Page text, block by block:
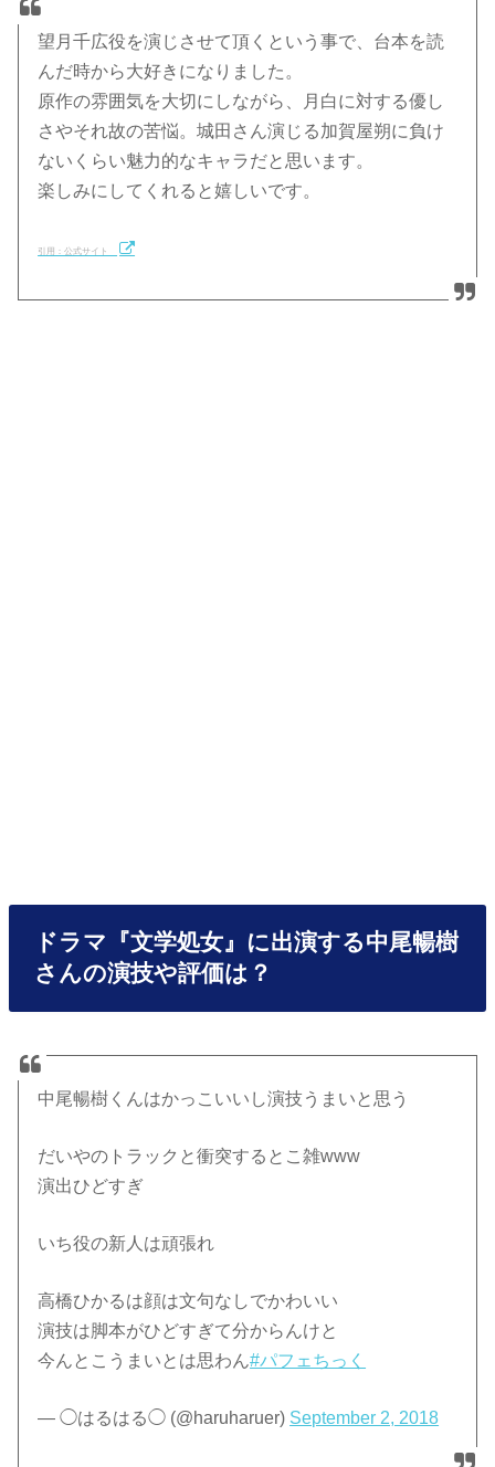
望月千広役を演じさせて頂くという事で、台本を読
んだ時から大好きになりました。
原作の雰囲気を大切にしながら、月白に対する優し
さやそれ故の苦悩。城田さん演じる加賀屋朔に負け
ないくらい魅力的なキャラだと思います。
楽しみにしてくれると嬉しいです。
引用：公式サイト
ドラマ『文学処女』に出演する中尾暢樹
さんの演技や評価は？
中尾暢樹くんはかっこいいし演技うまいと思う
だいやのトラックと衝突するとこ雑www
演出ひどすぎ
いち役の新人は頑張れ
高橋ひかるは顔は文句なしでかわいい
演技は脚本がひどすぎて分からんけと
今んとこうまいとは思わん#パフェちっく
— ◯はるはる◯ (@haruharuer) September 2, 2018